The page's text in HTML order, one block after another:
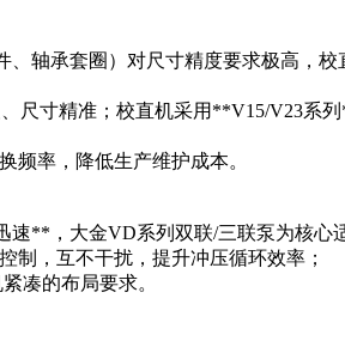
轴承套圈）对尺寸精度要求极高，
尺寸精准；校直机采用**V15/V23系
频率，降低生产维护成本。
**，大金VD系列双联/三联泵为核心
，互不干扰，提升冲压循环效率；
凑的布局要求。